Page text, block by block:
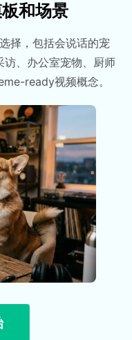
和场景
择，包括会说话的宠
访、办公室宠物、厨师
ready视频概念。